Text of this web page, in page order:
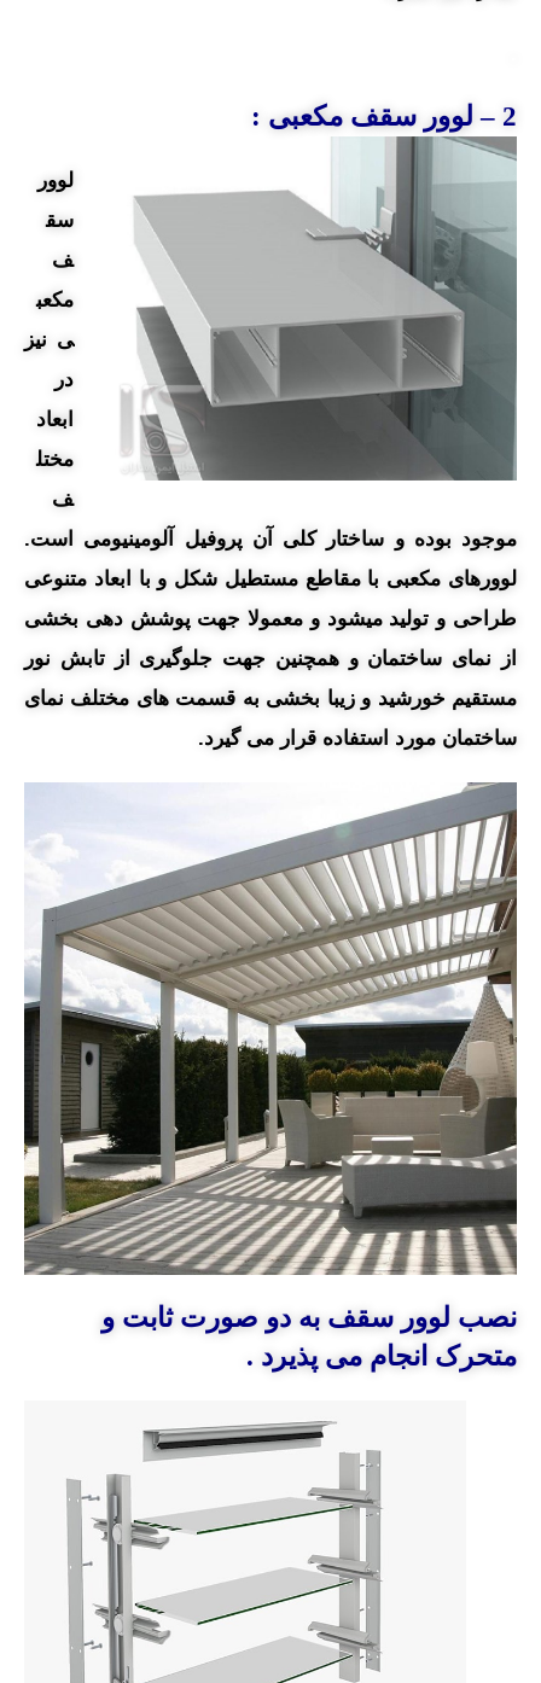
2 – لوور سقف مکعبی :
لوور
سق
ف
مکعب
ی نیز
در
ابعاد
مختل
ف
موجود بوده و ساختار کلی آن پروفيل آلومينيومی است.
لوورهای مکعبی با مقاطع مستطیل شکل و با ابعاد متنوعی
طراحی و تولید میشود و معمولا جهت پوشش دهی بخشی
از نمای ساختمان و همچنین جهت جلوگیری از تابش نور
مستقیم خورشید و زیبا بخشی به قسمت های مختلف نمای
ساختمان مورد استفاده قرار می گیرد.
نصب لوور سقف به دو صورت ثابت و
متحرک انجام می پذیرد .